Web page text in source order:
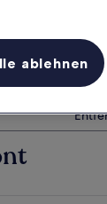
Dieses
7. Aug.
ablehnen